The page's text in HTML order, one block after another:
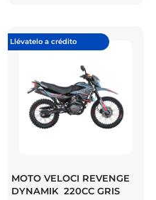
Llévatelo a crédito
MOTO VELOCI REVENGE
DYNAMIK 220CC GRIS